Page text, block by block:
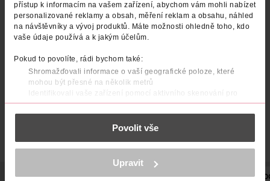
přístup k informacím na vašem zařízení, abychom vám mohli nabízet
personalizované reklamy a obsah, měření reklam a obsahu, náhled
na návštěvníky a vývoj produktů. Máte možnosti ohledně toho, kdo
vaše údaje používá a k jakým účelům.
Pokud to povolíte, rádi bychom také:
Shromažďovali informace o vaší geografické poloze, které
mohou být přesné na několik metrů
Identifikovali vaše zařízení pomocí aktivního skenování pro
konkrétní charakteristiky (otisk prstu)
Zjistěte více o tom, jak zpracováváme vaše osobní údaje, a nastavte
části s podrobnostmi . Svůj souhlas můžete kdykoliv
K provozu stránek, personalizaci obsahu a reklam, funkcí sociálních
médií, analýze návštěvnosti, které mohou nést osobní údaje.
Více najdete vprohlášení o ochraně osobních údajů.
Povolit vše
Upravit
Punčochové kalhoty formovací
tělové 20 DEN L
DO KOŠÍKU
Punčochové kalhoty 2pack
59.90 Kč
POPIS SLOŽENÍ BARVA VELIKOST TLOUŠŤKA